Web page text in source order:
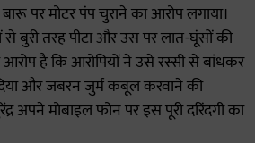
पर मोटर पंप चुराने का आरोप लगाया।
बुरी तरह पीटा और उस पर लात-घूंसों की
आरोप है कि आरोपियों ने उसे रस्सी से बांधकर
और जबरन जुर्म कबूल करवाने की
अपने मोबाइल फोन पर इस पूरी दरिंदगी का